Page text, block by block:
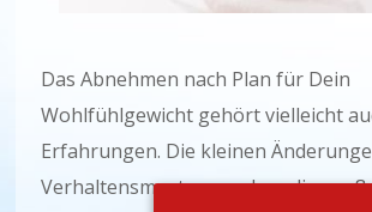
Das Abnehmen nach Plan für Dein
Wohlfühlgewicht gehört vielleicht
Erfahrungen. Die kleinen
Verhaltensmuster ergeben die